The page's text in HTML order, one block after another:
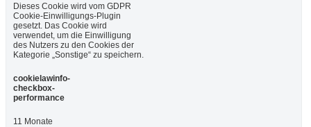
Dieses Cookie wird vom GDPR
Cookie-Einwilligungs-Plugin
gesetzt. Das Cookie wird
verwendet, um die Einwilligung
des Nutzers zu den Cookies der
Kategorie „Sonstige“ zu speichern.
cookielawinfo-
checkbox-
performance
11 Monate